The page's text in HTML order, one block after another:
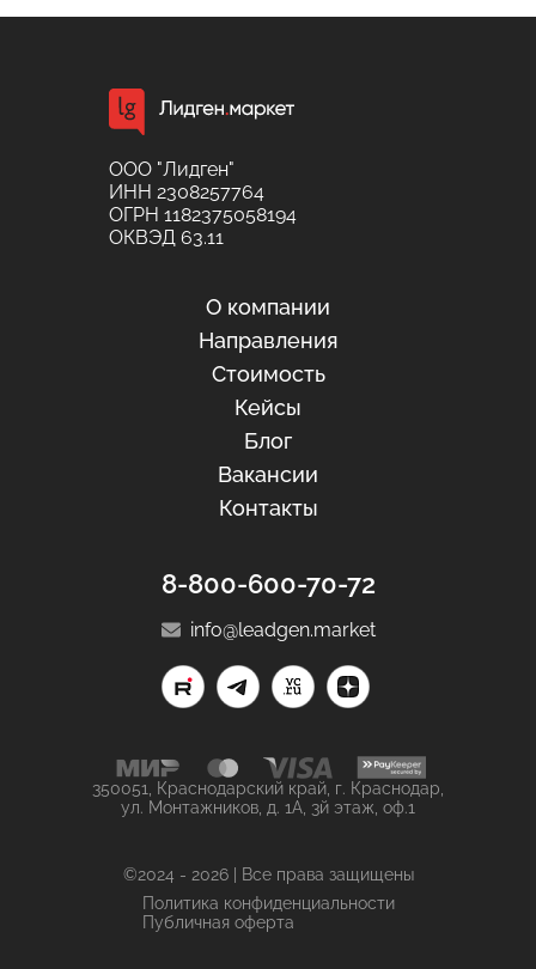
ООО "Лидген"
ИНН 2308257764
ОГРН 1182375058194
ОКВЭД 63.11
О компании
Направления
Стоимость
Кейсы
Блог
Вакансии
Контакты
8-800-600-70-72
info@leadgen.market
©2024 - 2026 | Все права защищены
350051, Краснодарский край, г. Краснодар,
ул. Монтажников, д. 1А, 3й этаж, оф.1
Политика конфиденциальности
Публичная оферта